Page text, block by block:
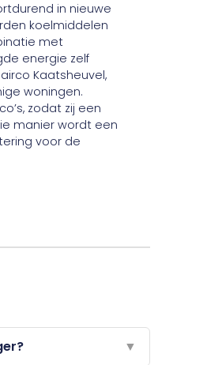
in nieuwe
koelmiddelen
met
energie zelf
Kaatsheuvel,
woningen.
zodat zij een
manier wordt een
voor de
▼